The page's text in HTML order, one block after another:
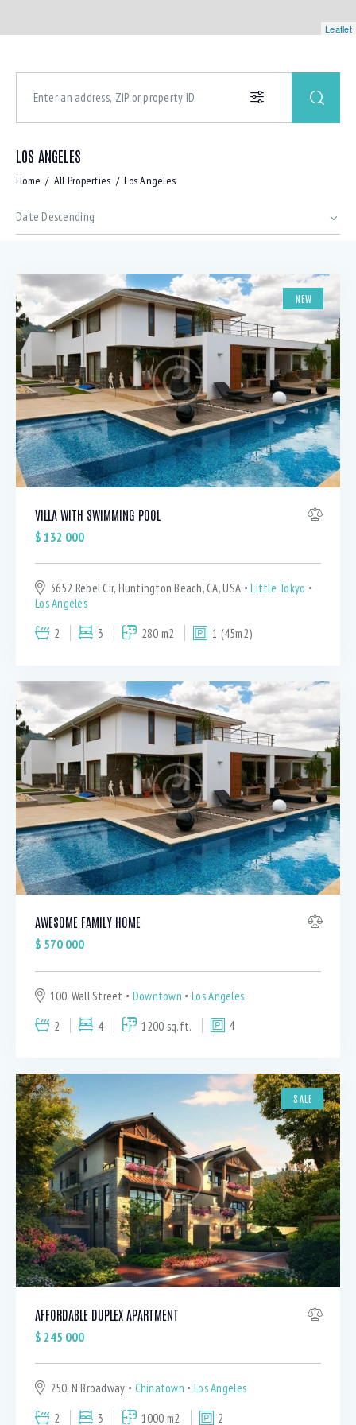
Leaflet
Bedrooms
1 5
Bathrooms
1
Area size
80 1500
Price
Air Conditioning (9)
Barbeque (11)
Dryer (9)
Gym (12)
Laundry (7)
Lawn (5)
Microwave (8)
Outdoor shower (8)
Refrigerator (4)
Sauna (7)
TV Cable (6)
WiFi (11)
LOS ANGELES
Home All Properties Los Angeles
NEW
VILLA WITH SWIMMING POOL
$ 132 000
3652 Rebel Cir, Huntington Beach, CA, USA
Little Tokyo
Los Angeles
2
3 280 m2 1 (45m2)
AWESOME FAMILY HOME
$ 570 000
100, Wall Street Downtown
Los Angeles
2
4 1200 sq.ft. 4
SALE
AFFORDABLE DUPLEX APARTMENT
$ 245 000
250, N Broadway Chinatown
Los Angeles
2
3 1000 m2 2